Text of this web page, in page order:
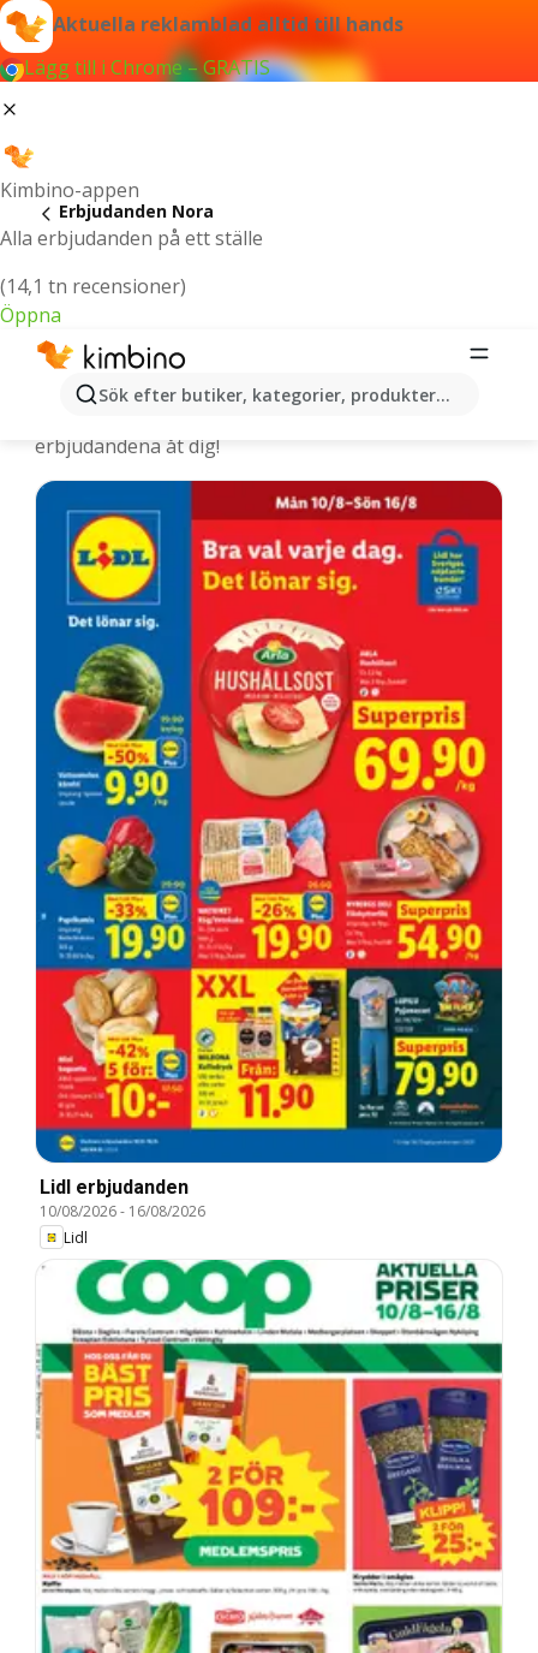
Aktuella reklamblad alltid till hands
Lägg till i Chrome – GRATIS
Kimbino-appen
Alla erbjudanden på ett ställe
(14,1 tn recensioner)
Öppna
Sök efter butiker, kategorier, produkter...
Erbjudanden Nora
Nora - De senaste erbjudandena
erbjudandena åt dig!
Lidl erbjudanden
10/08/2026- 16/08/2026
Lidl